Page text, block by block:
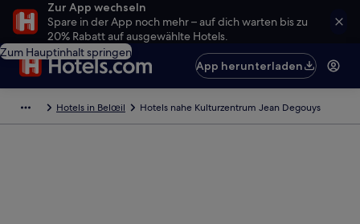
Zur App wechseln
Spare in der App noch mehr – auf dich warten bis zu
20% Rabatt auf ausgewählte Hotels.
Zum Hauptinhalt springen
App herunterladen
Hotels in Belœil Hotels nahe Kulturzentrum Jean Degouys